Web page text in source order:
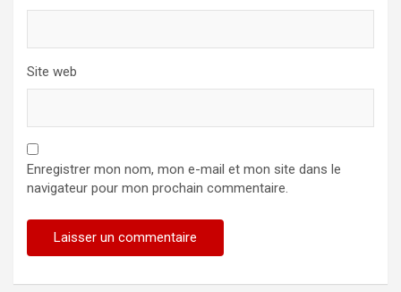
Site web
Enregistrer mon nom, mon e-mail et mon site dans le
navigateur pour mon prochain commentaire.